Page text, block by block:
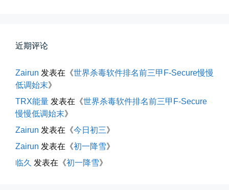
近期评论
Zairun 发表在《世界杀毒软件排名前三甲F-Secure慢慢
低调始末》
TRX能量 发表在《世界杀毒软件排名前三甲F-Secure
慢慢低调始末》
Zairun 发表在《今日初三》
Zairun 发表在《初一降雪》
临久 发表在《初一降雪》
📅 04-06 08:28
第一次AI视频创作手记
第一次用AI做视频，我把许嵩歌...